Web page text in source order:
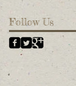
Follow Us